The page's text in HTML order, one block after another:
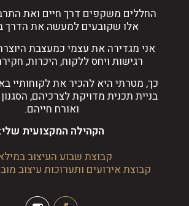
החללים משקפים דרך חיים ואת
אלו שקובעים למעשה את הדרך
אני מגדירה את עצמי כמעצבת
רגישות ויחס ללקוח, היכרות,
כך, מטרתי היא להכיר את לקוחותיי
בניית תכנית מדויקת לצרכיהם,
ואורח חייהם.
הקהילה המקצועית שלי:
קבוצת שבוע העיצוב
קבוצת אירועים ותערוכות עיצוב